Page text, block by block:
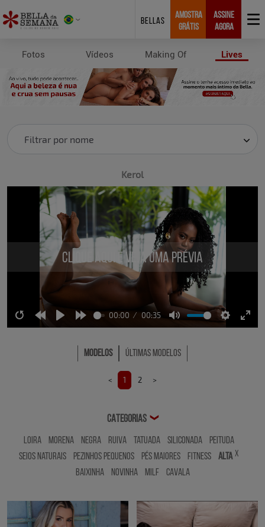
BELLAS
AMOSTRA
GRÁTIS
ASSINE
AGORA
Fotos Vídeos Making Of Lives
Lives
Filtrar por nome
Kerol
Clique aqui e veja uma prévia
RestartRewindPlay Forward
00:00 00:35
Mute Settings
Modelos Últimas Modelos
< 1 2 >
CATEGORIAS ❯
Loira Morena Negra Ruiva Tatuada Siliconada
Peituda
Seios Naturais
Pezinhos Pequenos Pés Maiores Fitness Alta x
Baixinha Novinha MILF Cavala